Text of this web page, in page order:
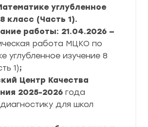
углубленное
класс (Часть 1).
работы: 21.04.2026 —
работа МЦКО по
углубленное изучение 8
1);
Центр Качества
2025-2026 года
для школ